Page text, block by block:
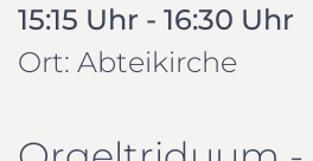
15:15 Uhr - 16:30 Uhr
Ort: Abteikirche